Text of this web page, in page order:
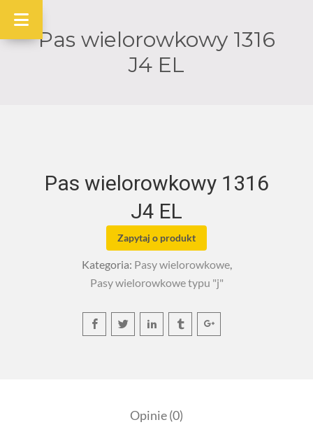
Pas wielorowkowy 1316
J4 EL
Pas wielorowkowy 1316
J4 EL
Zapytaj o produkt
Kategoria: Pasy wielorowkowe,
Pasy wielorowkowe typu "j"
Opinie (0)